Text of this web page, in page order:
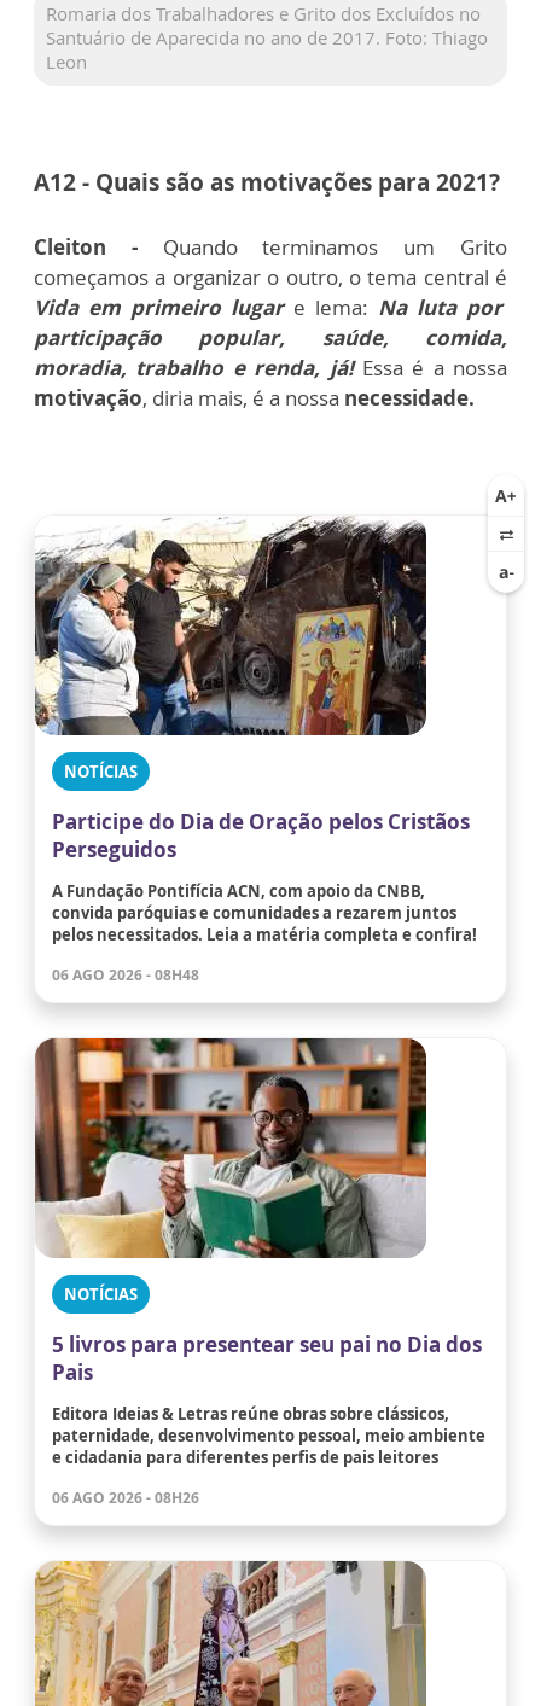
Romaria dos Trabalhadores e Grito dos Excluídos no
Santuário de Aparecida no ano de 2017. Foto: Thiago
Leon
A12 - Quais são as motivações para 2021?
Cleiton -Quando terminamos um Grito
começamos a organizar o outro, o tema central é
Vida em primeiro lugare lema: Na luta por
participação popular, saúde, comida,
moradia, trabalho e renda, já!Essa é a nossa
motivação, diria mais, é a nossa necessidade.
NOTÍCIAS
Participe do Dia de Oração pelos Cristãos
Perseguidos
A Fundação Pontifícia ACN, com apoio da CNBB,
convida paróquias e comunidades a rezarem juntos
pelos necessitados. Leia a matéria completa e confira!
06 AGO 2026 - 08H48
NOTÍCIAS
5 livros para presentear seu pai no Dia dos
Pais
Editora Ideias & Letras reúne obras sobre clássicos,
paternidade, desenvolvimento pessoal, meio ambiente
e cidadania para diferentes perfis de pais leitores
06 AGO 2026 - 08H26